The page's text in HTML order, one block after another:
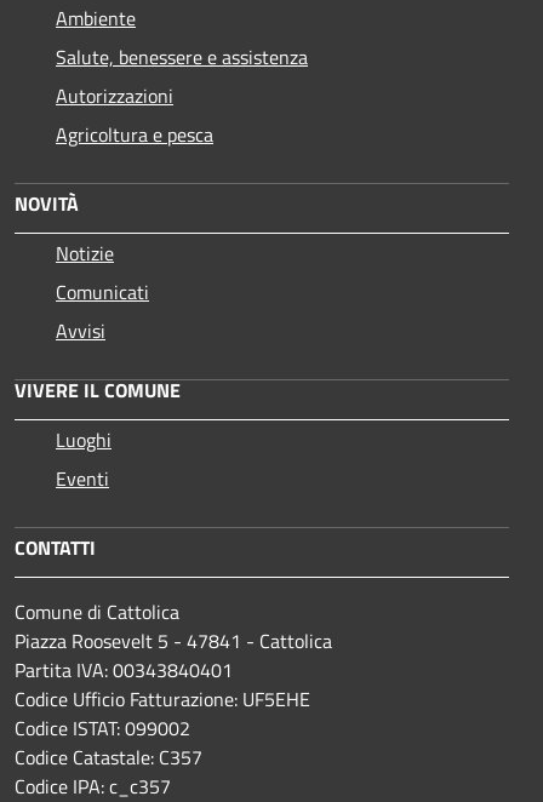
Ambiente
Salute, benessere e assistenza
Autorizzazioni
Agricoltura e pesca
NOVITÀ
Notizie
Comunicati
Avvisi
VIVERE IL COMUNE
Luoghi
Eventi
CONTATTI
Comune di Cattolica
Piazza Roosevelt 5 - 47841 - Cattolica
Partita IVA: 00343840401
Codice Ufficio Fatturazione: UF5EHE
Codice ISTAT: 099002
Codice Catastale: C357
Codice IPA: c_c357